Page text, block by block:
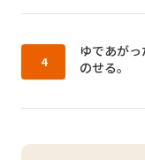
作り方4：
ゆであが
のせる。